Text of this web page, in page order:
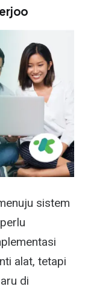
sistem
alat, tetapi
di